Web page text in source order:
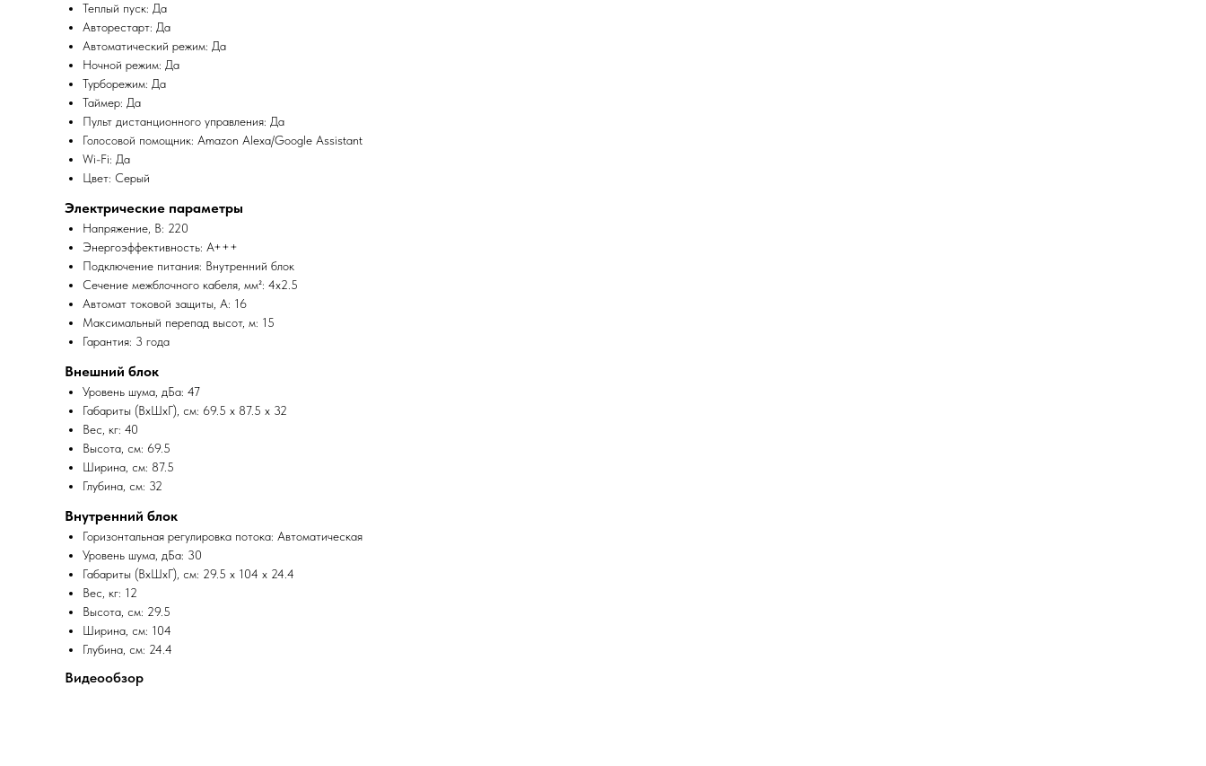
Теплый пуск: Да
Авторестарт: Да
Автоматический режим: Да
Ночной режим: Да
Турборежим: Да
Таймер: Да
Пульт дистанционного управления: Да
Голосовой помощник: Amazon Alexa/Google Assistant
Wi-Fi: Да
Цвет: Серый
Электрические параметры
Напряжение, В: 220
Энергоэффективность: A+++
Подключение питания: Внутренний блок
Сечение межблочного кабеля, мм²: 4x2.5
Автомат токовой защиты, А: 16
Максимальный перепад высот, м: 15
Гарантия: 3 года
Внешний блок
Уровень шума, дБа: 47
Габариты (ВхШхГ), см: 69.5 x 87.5 x 32
Вес, кг: 40
Высота, см: 69.5
Ширина, см: 87.5
Глубина, см: 32
Внутренний блок
Горизонтальная регулировка потока: Автоматическая
Уровень шума, дБа: 30
Габариты (ВхШхГ), см: 29.5 x 104 x 24.4
Вес, кг: 12
Высота, см: 29.5
Ширина, см: 104
Глубина, см: 24.4
Видеообзор